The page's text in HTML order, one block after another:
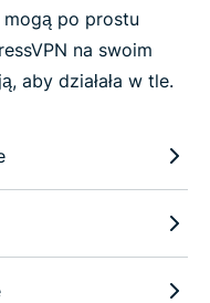
mogą po prostu
na swoim
aby działała w tle.